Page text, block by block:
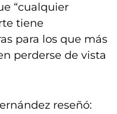
“cualquier
tiene
para los que más
perderse de vista
reseñó: